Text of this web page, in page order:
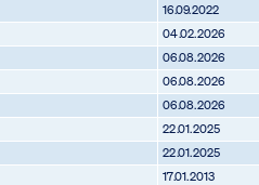
16.09.2022
04.02.2026
06.08.2026
06.08.2026
06.08.2026
22.01.2025
22.01.2025
17.01.2013